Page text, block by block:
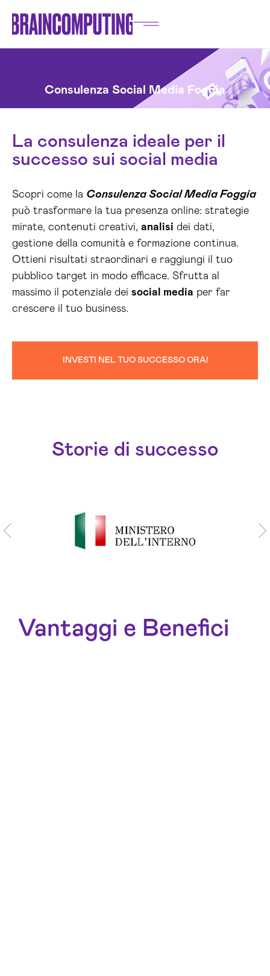
Consulenza Social Media Foggia
La consulenza ideale per il
successo sui social media
Scopri come la Consulenza Social Media Foggia
può trasformare la tua presenza online: strategie
mirate, contenuti creativi, analisi dei dati,
gestione della comunità e formazione continua.
Ottieni risultati straordinari e raggiungi il tuo
pubblico target in modo efficace. Sfrutta al
massimo il potenziale dei social media per far
crescere il tuo business.
INVESTI NEL TUO SUCCESSO ORA!
Storie di successo
Vantaggi e Benefici